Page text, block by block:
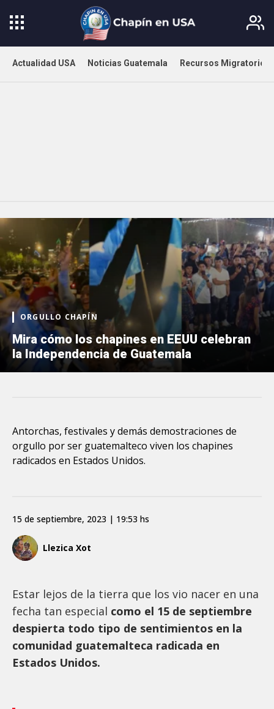
Actualidad USA Noticias Guatemala Recursos Migratorios
ORGULLO CHAPÍN
Mira cómo los chapines en EEUU celebran
la Independencia de Guatemala
Antorchas, festivales y demás demostraciones de
orgullo por ser guatemalteco viven los chapines
radicados en Estados Unidos.
Llezica Xot
15 de septiembre, 2023 | 19:53 hs
Estar lejos de la tierra que los vio nacer en una
fecha tan especial como el 15 de septiembre
despierta todo tipo de sentimientos en la
comunidad guatemalteca radicada en
Estados Unidos.